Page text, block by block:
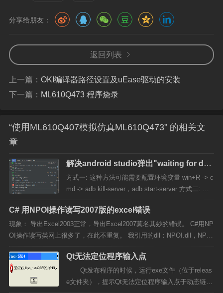
分享给朋友：
返回列表
上一篇： OKI编译器路径设置及uEase驱动的安装
下一篇： ML610Q473 程序烧录
“使用ML610Q407模拟仿真ML610Q473” 的相关文
章
解决android studio弹出"waiting for deb
ugger"
方式一: 这种方法可能需要配置环境变量 win+R -> c
md -> adb kill-server，adb start-server 方式二: 当
击,然后点击确定即可! 本文为转载...
C# 用NPOI操作读写2007版的excel错误
现象： 导出Excel2003正常，导出Excel2007莫名其妙的错误。 C#用NP
OI操作读写类网上很多了，在此不重复。 我引用的dll：NPOI.dll，NPO
pCode.SharpZipLib...Qt无法定位程序输入点
Qt发布程序的时候，运行exe文件（位于releas
e文件夹），提示Qt无法定位程序输入点于动态链接